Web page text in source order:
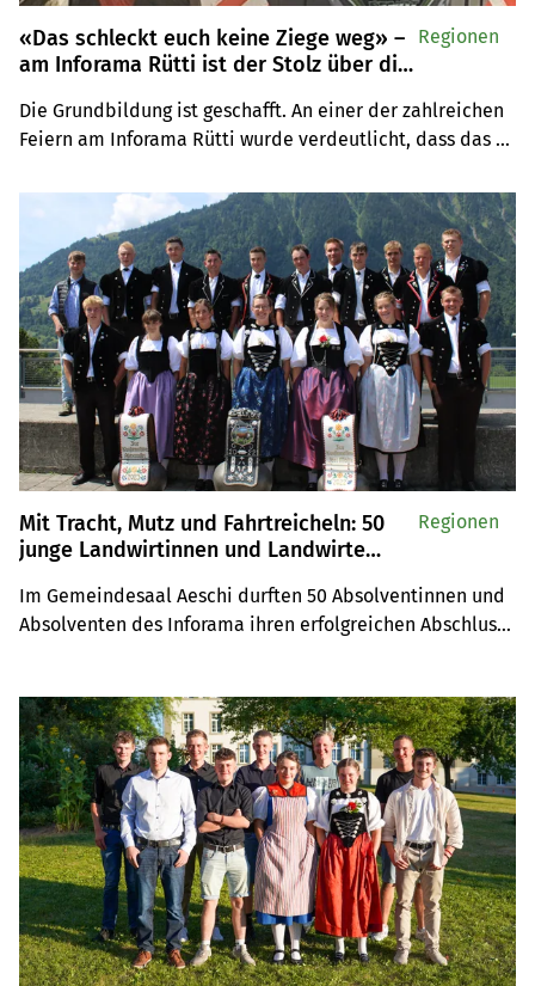
«Das schleckt euch keine Ziege weg» –
am Inforama Rütti ist der Stolz über die
Die Grundbildung ist geschafft. An einer der zahlreichen
Feiern am Inforama Rütti wurde verdeutlicht, dass das
Besitzer gefunden hat.
Regionen
Mit Tracht, Mutz und Fahrtreicheln: 50
junge Landwirtinnen und Landwirte
Im Gemeindesaal Aeschi durften 50 Absolventinnen und
Absolventen des Inforama ihren erfolgreichen Abschluss
ihre herausragenden Leistungen.
Regionen